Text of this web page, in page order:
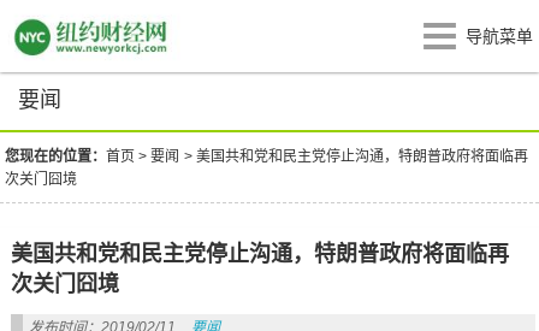
导航菜单
要闻
您现在的位置：首页 >要闻 >美国共和党和民主党停止沟通，特朗普政府将面临再
次关门囧境
美国共和党和民主党停止沟通，特朗普政府将面临再
次关门囧境
发布时间：2019/02/11 要闻